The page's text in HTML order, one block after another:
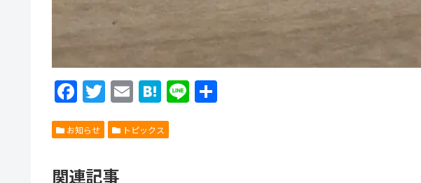
F
a
c
T
w
itt
E
m
ai
H
at
e
Li
n
お知らせ トピックス
関連記事